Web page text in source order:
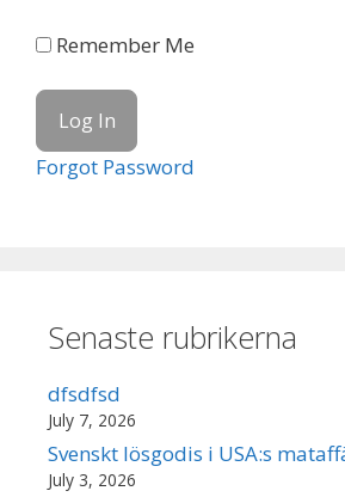
Remember Me
Forgot Password
Senaste rubrikerna
dfsdfsd
July 7, 2026
Svenskt lösgodis i USA:s
July 3, 2026